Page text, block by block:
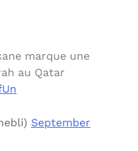
marque une
au Qatar
September